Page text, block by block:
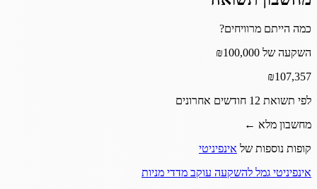
כמה הייתם מרוויחים?
השקעה של ₪100,000
₪107,357
לפי תשואת 12 חודשים אחרונים
מחשבון מלא ←
קופות נוספות של אינפיניטי
אינפיניטי גמל להשקעה עוקב מדדי מניות